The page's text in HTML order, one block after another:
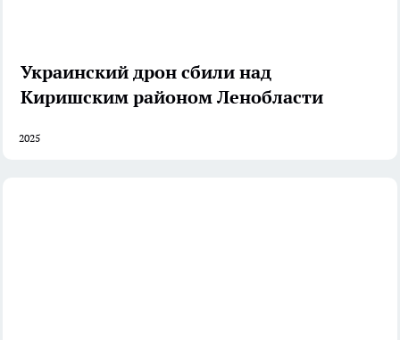
Украинский дрон сбили над
Киришским районом Ленобласти
2025